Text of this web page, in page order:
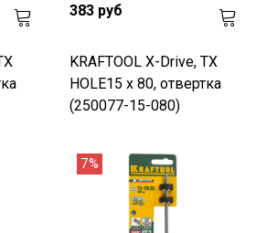
383 руб
KRAFTOOL Х-Drive, TX
HOLE15 x 80, отвертка
(250077-15-080)
7%